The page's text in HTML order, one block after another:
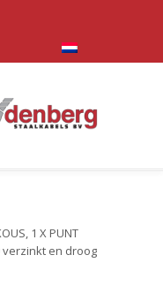
1 X PUNT
verzinkt en droog